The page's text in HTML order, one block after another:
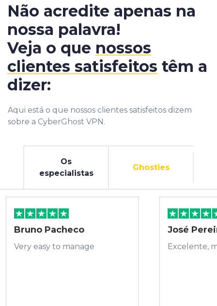
Não acredite apenas na
nossa palavra!
Veja o que nossos
clientes satisfeitos têm a
dizer:
Aqui está o que nossos clientes satisfeitos dizem
sobre a CyberGhost VPN.
Os
especialistas
Ghosties
Bruno Pacheco
Very easy to manage
José
Excelente,